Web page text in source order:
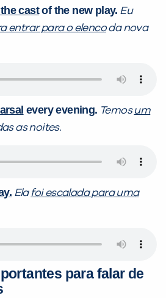
castof the new play. Eu
entrar para o elencoda nova
every evening. Temosum
as noites.
Ela foi escalada para uma
para falar de